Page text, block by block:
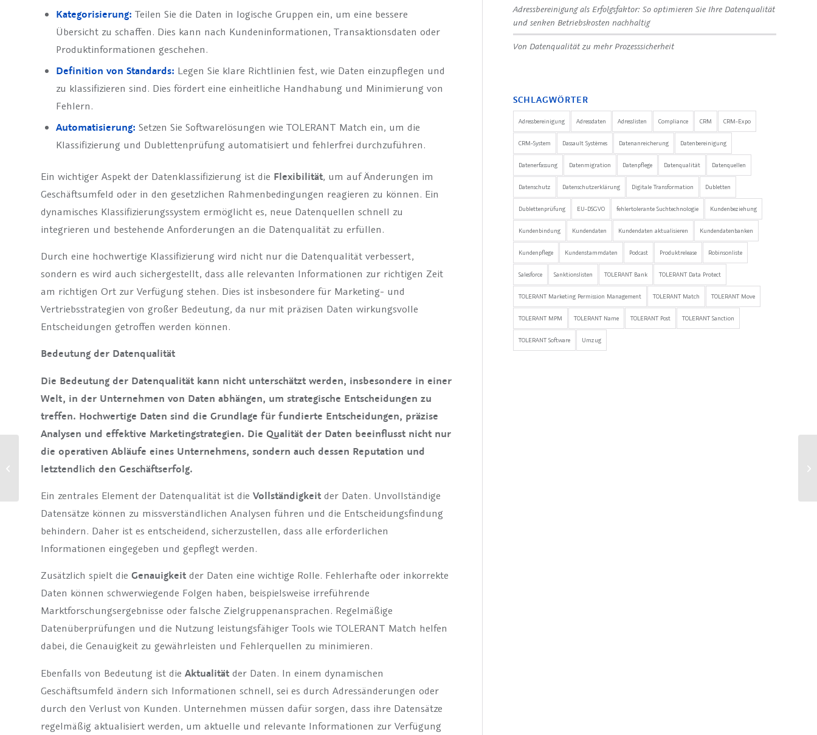
Kategorisierung: Teilen Sie die Daten in logische Gruppen ein, um eine bessere
Übersicht zu schaffen. Dies kann nach Kundeninformationen, Transaktionsdaten oder
Produktinformationen geschehen.
Definition von Standards: Legen Sie klare Richtlinien fest, wie Daten einzupflegen und
zu klassifizieren sind. Dies fördert eine einheitliche Handhabung und Minimierung von
Fehlern.
Automatisierung: Setzen Sie Softwarelösungen wie TOLERANT Match ein, um die
Klassifizierung und Dublettenprüfung automatisiert und fehlerfrei durchzuführen.
Ein wichtiger Aspekt der Datenklassifizierung ist die Flexibilität, um auf Änderungen im
Geschäftsumfeld oder in den gesetzlichen Rahmenbedingungen reagieren zu können. Ein
dynamisches Klassifizierungssystem ermöglicht es, neue Datenquellen schnell zu
integrieren und bestehende Anforderungen an die Datenqualität zu erfüllen.
Durch eine hochwertige Klassifizierung wird nicht nur die Datenqualität verbessert,
sondern es wird auch sichergestellt, dass alle relevanten Informationen zur richtigen Zeit
am richtigen Ort zur Verfügung stehen. Dies ist insbesondere für Marketing- und
Vertriebsstrategien von großer Bedeutung, da nur mit präzisen Daten wirkungsvolle
Entscheidungen getroffen werden können.
Bedeutung der Datenqualität
Die Bedeutung der Datenqualität kann nicht unterschätzt werden, insbesondere in einer
Welt, in der Unternehmen von Daten abhängen, um strategische Entscheidungen zu
treffen. Hochwertige Daten sind die Grundlage für fundierte Entscheidungen, präzise
Analysen und effektive Marketingstrategien. Die Qualität der Daten beeinflusst nicht nur
die operativen Abläufe eines Unternehmens, sondern auch dessen Reputation und
letztendlich den Geschäftserfolg.
Ein zentrales Element der Datenqualität ist die Vollständigkeit der Daten. Unvollständige
Datensätze können zu missverständlichen Analysen führen und die Entscheidungsfindung
behindern. Daher ist es entscheidend, sicherzustellen, dass alle erforderlichen
Informationen eingegeben und gepflegt werden.
Zusätzlich spielt die Genauigkeit der Daten eine wichtige Rolle. Fehlerhafte oder inkorrekte
Daten können schwerwiegende Folgen haben, beispielsweise irreführende
Marktforschungsergebnisse oder falsche Zielgruppenansprachen. Regelmäßige
Datenüberprüfungen und die Nutzung leistungsfähiger Tools wie TOLERANT Match helfen
dabei, die Genauigkeit zu gewährleisten und Fehlerquellen zu minimieren.
Ebenfalls von Bedeutung ist die Aktualität der Daten. In einem dynamischen
Geschäftsumfeld ändern sich Informationen schnell, sei es durch Adressänderungen oder
durch den Verlust von Kunden. Unternehmen müssen dafür sorgen, dass ihre Datensätze
regelmäßig aktualisiert werden, um aktuelle und relevante Informationen zur Verfügung
Adressbereinigung als Erfolgsfaktor: So optimieren Sie Ihre Datenqualität
und senken Betriebskosten nachhaltig
Von Datenqualität zu mehr Prozesssicherheit
SCHLAGWÖRTER
Adressbereinigung Adressdaten Adresslisten Compliance CRM CRM-Expo
CRM-System Dassault Systèmes Datenanreicherung Datenbereinigung
Datenerfassung Datenmigration Datenpflege Datenqualität Datenquellen
Datenschutz Datenschutzerklärung Digitale Transformation Dubletten
Dublettenprüfung EU-DSGVO fehlertolerante Suchtechnologie Kundenbeziehung
Kundenbindung Kundendaten Kundendaten aktualisieren Kundendatenbanken
Kundenpflege Kundenstammdaten Podcast Produktrelease Robinsonliste
Salesforce Sanktionslisten TOLERANT Bank TOLERANT Data Protect
TOLERANT Marketing Permission Management TOLERANT Match TOLERANT Move
TOLERANT MPM TOLERANT Name TOLERANT Post TOLERANT Sanction
TOLERANT Software Umzug
Herausforderungen und
Lösungen in der
Datenqualität...